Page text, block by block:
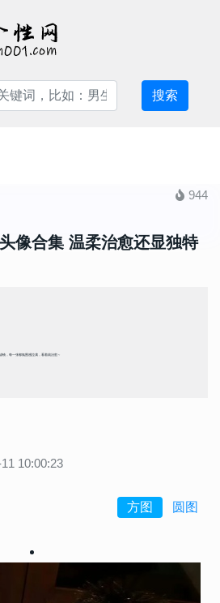
搜索
944
像合集 温柔治愈还显独特
镜，每一张都氛围感拉满，看着就治愈～
10:00:23
方图 圆图